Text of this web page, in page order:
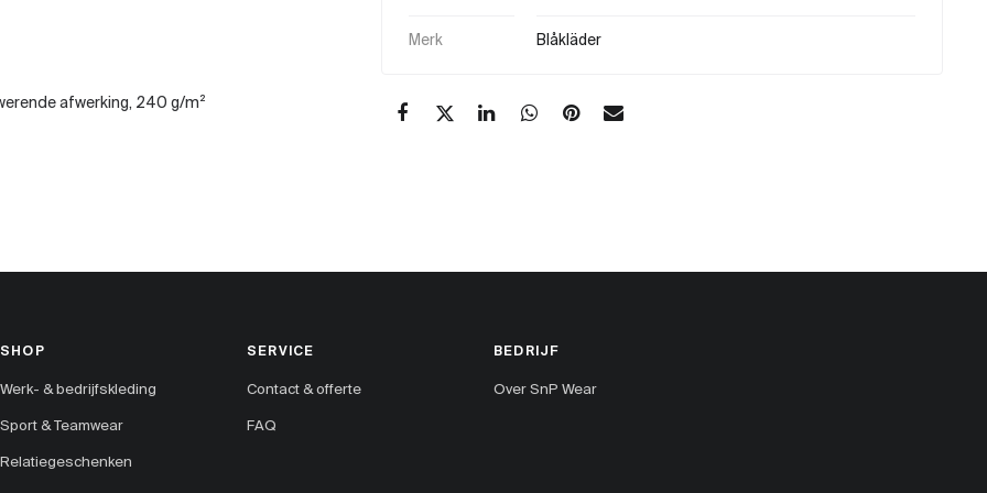
afwerking, 240 g/m²
Merk Blåkläder
SHOP
Werk- & bedrijfskleding
Sport & Teamwear
Relatiegeschenken
SERVICE
Contact & offerte
FAQ
BEDRIJF
Over SnP Wear